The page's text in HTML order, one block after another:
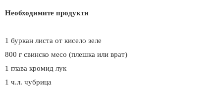
Необходимите продукти
1 буркан листа от кисело зеле
800 г свинско месо (плешка или врат)
1 глава кромид лук
1 ч.л. чубрица